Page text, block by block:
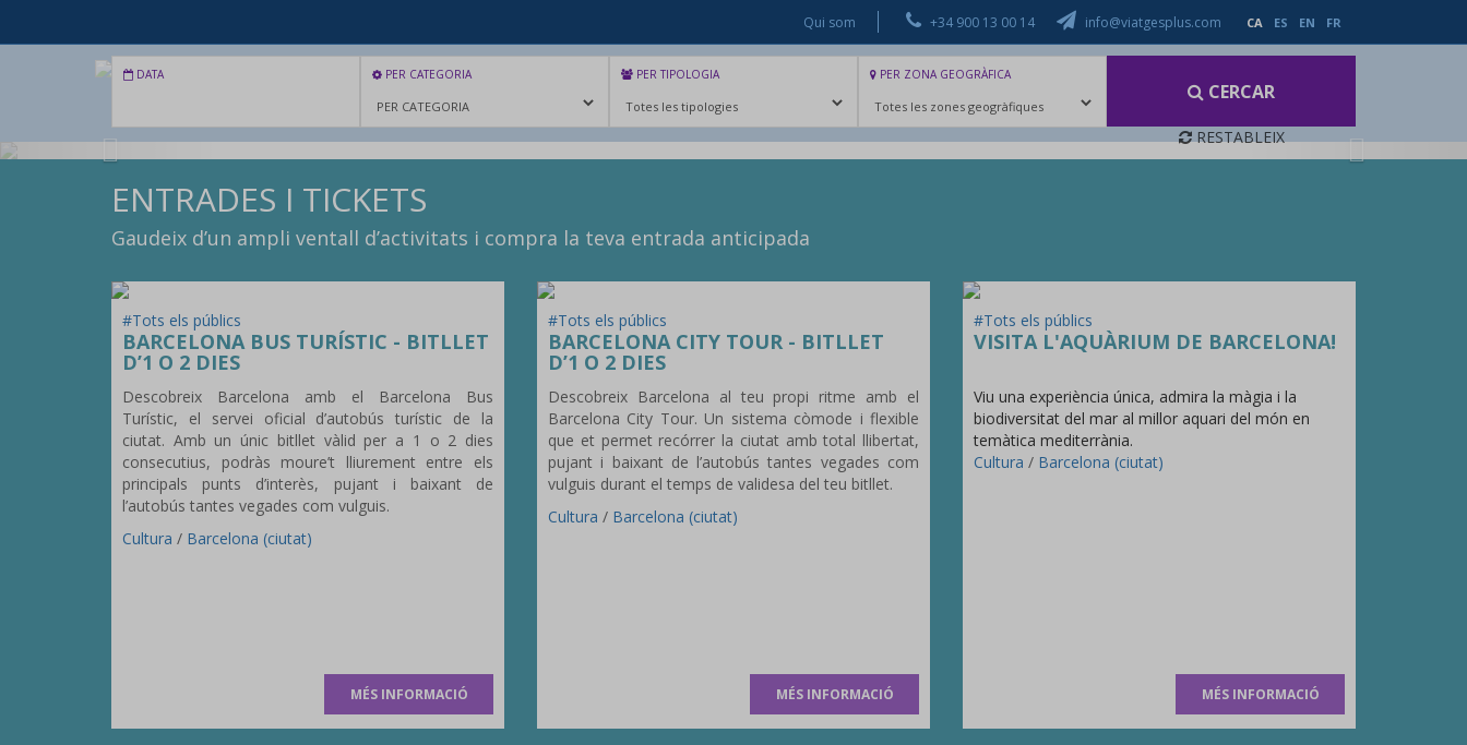
Qui som +34 900 13 00 14 info@viatgesplus.com CA ES EN FR
FAQ CONTACTA
Previous Next
DATA PER CATEGORIA PER TIPOLOGIA PER ZONA GEOGRÀFICA
CERCAR
RESTABLEIX
ENTRADES I TICKETS
Gaudeix d’un ampli ventall d’activitats i compra la teva entrada anticipada
#Tots els públics
BARCELONA BUS TURÍSTIC - BITLLET
D’1 O 2 DIES
Descobreix Barcelona amb el Barcelona Bus
Turístic, el servei oficial d’autobús turístic de la
ciutat. Amb un únic bitllet vàlid per a 1 o 2 dies
consecutius, podràs moure’t lliurement entre els
principals punts d’interès, pujant i baixant de
l’autobús tantes vegades com vulguis.
Cultura / Barcelona (ciutat)
MÉS INFORMACIÓ
#Tots els públics
BARCELONA CITY TOUR - BITLLET
D’1 O 2 DIES
Descobreix Barcelona al teu propi ritme amb el
Barcelona City Tour. Un sistema còmode i flexible
que et permet recórrer la ciutat amb total llibertat,
pujant i baixant de l’autobús tantes vegades com
vulguis durant el temps de validesa del teu bitllet.
Cultura / Barcelona (ciutat)
MÉS INFORMACIÓ
#Tots els públics
VISITA L'AQUÀRIUM DE BARCELONA!
Viu una experiència única, admira la màgia i la
biodiversitat del mar al millor aquari del món en
temàtica mediterrània.
Cultura / Barcelona (ciutat)
MÉS INFORMACIÓ